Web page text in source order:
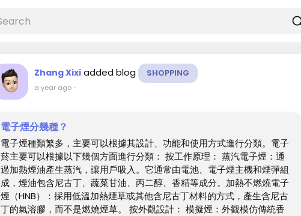
Zhang Xixi added blog SHOPPING
a year ago-
電子煙分幾種？
電子煙種類繁多，主要可以根據其設計、功能和使用方式進行分類。電子
菸主要可以根據以下幾個方面進行分類： 按工作原理： 蒸汽電子煙：通
過加熱煙油產生蒸汽，讓用戶吸入。它通常由電池、電子煙主機和煙彈組
成，煙油包含尼古丁、蔬菜甘油、丙二醇、香精等成分。加熱不燃燒電子
煙（HNB）：採用低溫加熱煙草或其他含尼古丁材料的方式，產生含尼古
丁的氣溶膠，而不是燃燒煙草。 按外觀設計： 模擬煙：外觀模仿傳統香